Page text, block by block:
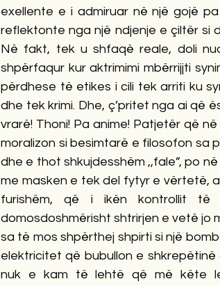
exellente e i admiruar në një gojë
reflektonte nga një ndjenje e çiltër si
Në fakt, tek u shfaqë reale, doli
shpërfaqur kur aktrimimi mbërrijjti
përdhese të etikes i cili tek arriti ku
dhe tek krimi. Dhe, ç’pritet nga ai që
vrarë! Thoni! Pa anime! Patjetër që
moralizon si besimtarë e filosofon sa
dhe e thot shkujdesshëm ,,fale”, po
me masken e tek del fytyr e vërtetë,
furishëm, që i ikën kontrollit të
domosdoshmërisht shtrirjen e vetë jo
sa të mos shpërthej shpirti si një
elektricitet që bubullon e
nuk e kam të lehtë që më këte